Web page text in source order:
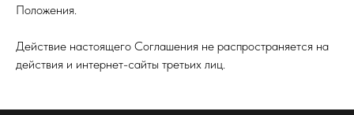
Положения.
Действие настоящего Соглашения не распространяется на
действия и интернет-сайты третьих лиц.